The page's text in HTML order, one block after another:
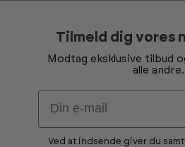
Tilmeld dig vores
Modtag eksklusive tilbud
alle andre.
Email
Ved at indsende giver du